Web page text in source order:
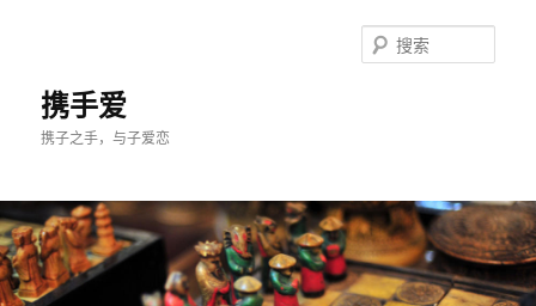
携手爱
携子之手，与子爱恋
索